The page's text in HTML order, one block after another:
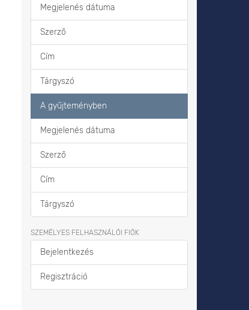
Megjelenés dátuma
Szerző
Cím
Tárgyszó
A gyűjteményben
Megjelenés dátuma
Szerző
Cím
Tárgyszó
SZEMÉLYES FELHASZNÁLÓI FIÓK
Bejelentkezés
Regisztráció